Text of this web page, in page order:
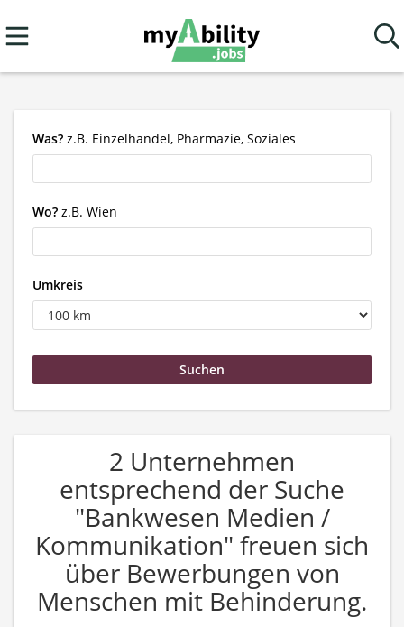
Was? z.B. Einzelhandel, Pharmazie, Soziales
Wo? z.B. Wien
Umkreis
2 Unternehmen
entsprechend der Suche
"Bankwesen Medien /
Kommunikation" freuen sich
über Bewerbungen von
Menschen mit Behinderung.